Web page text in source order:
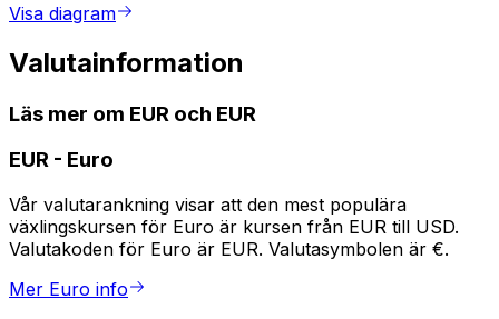
Visa diagram
Valutainformation
Läs mer om EUR och EUR
EUR - Euro
Vår valutarankning visar att den mest populära
växlingskursen för Euro är kursen från EUR till USD.
Valutakoden för Euro är EUR. Valutasymbolen är €.
Mer Euro info